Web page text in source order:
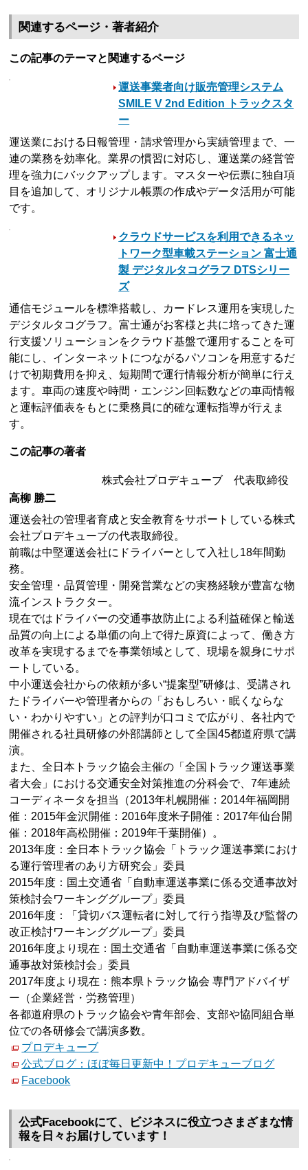
関連するページ・著者紹介
この記事のテーマと関連するページ
運送事業者向け販売管理システム
SMILE V 2nd Edition トラックスタ
ー
運送業における日報管理・請求管理から実績管理まで、一
連の業務を効率化。業界の慣習に対応し、運送業の経営管
理を強力にバックアップします。マスターや伝票に独自項
目を追加して、オリジナル帳票の作成やデータ活用が可能
です。
クラウドサービスを利用できるネッ
トワーク型車載ステーション 富士通
製 デジタルタコグラフ DTSシリー
ズ
通信モジュールを標準搭載し、カードレス運用を実現した
デジタルタコグラフ。富士通がお客様と共に培ってきた運
行支援ソリューションをクラウド基盤で運用することを可
能にし、インターネットにつながるパソコンを用意するだ
けで初期費用を抑え、短期間で運行情報分析が簡単に行え
ます。車両の速度や時間・エンジン回転数などの車両情報
と運転評価表をもとに乗務員に的確な運転指導が行えま
す。
この記事の著者
株式会社プロデキューブ 代表取締役
高柳 勝二
運送会社の管理者育成と安全教育をサポートしている株式
会社プロデキューブの代表取締役。
前職は中堅運送会社にドライバーとして入社し18年間勤
務。
安全管理・品質管理・開発営業などの実務経験が豊富な物
流インストラクター。
現在ではドライバーの交通事故防止による利益確保と輸送
品質の向上による単価の向上で得た原資によって、働き方
改革を実現するまでを事業領域として、現場を親身にサポ
ートしている。
中小運送会社からの依頼が多い“提案型”研修は、受講され
たドライバーや管理者からの「おもしろい・眠くならな
い・わかりやすい」との評判が口コミで広がり、各社内で
開催される社員研修の外部講師として全国45都道府県で講
演。
また、全日本トラック協会主催の「全国トラック運送事業
者大会」における交通安全対策推進の分科会で、7年連続
コーディネータを担当（2013年札幌開催：2014年福岡開
催：2015年金沢開催：2016年度米子開催：2017年仙台開
催：2018年高松開催：2019年千葉開催）。
2013年度：全日本トラック協会「トラック運送事業におけ
る運行管理者のあり方研究会」委員
2015年度：国土交通省「自動車運送事業に係る交通事故対
策検討会ワーキンググループ」委員
2016年度：「貸切バス運転者に対して行う指導及び監督の
改正検討ワーキンググループ」委員
2016年度より現在：国土交通省「自動車運送事業に係る交
通事故対策検討会」委員
2017年度より現在：熊本県トラック協会 専門アドバイザ
ー（企業経営・労務管理）
各都道府県のトラック協会や青年部会、支部や協同組合単
位での各研修会で講演多数。
プロデキューブ
公式ブログ：ほぼ毎日更新中！プロデキューブログ
Facebook
公式Facebookにて、ビジネスに役立つさまざまな情
報を日々お届けしています！